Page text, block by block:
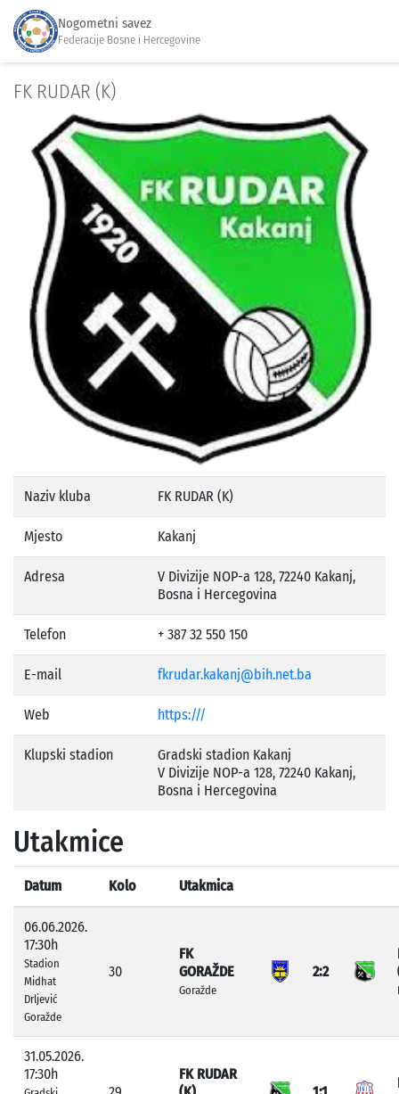
Nogometni savez
Federacije Bosne i Hercegovine
FK RUDAR (K)
Naziv kluba FK RUDAR (K)
Mjesto Kakanj
Adresa
V Divizije NOP-a 128, 72240 Kakanj,
Bosna i Hercegovina
Telefon + 387 32 550 150
E-mail fkrudar.kakanj@bih.net.ba
Web https:///
Klupski stadion
Gradski stadion Kakanj
V Divizije NOP-a 128, 72240 Kakanj,
Bosna i Hercegovina
Utakmice
Datum Kolo Utakmica
06.06.2026.
17:30h
Stadion
Midhat
Drljević
Goražde
30
FK
GORAŽDE
Goražde
2:2
31.05.2026.
17:30h
FK RUDAR